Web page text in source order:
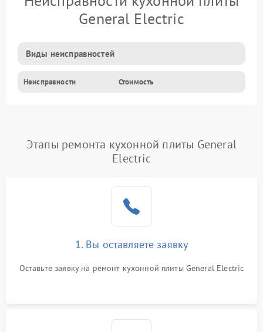
General Electric
Виды неисправностей
Неисправности Стоимость
Этапы ремонта кухонной плиты General
Electric
1. Вы оставляете заявку
Оставьте заявку на ремонт кухонной плиты General Electric